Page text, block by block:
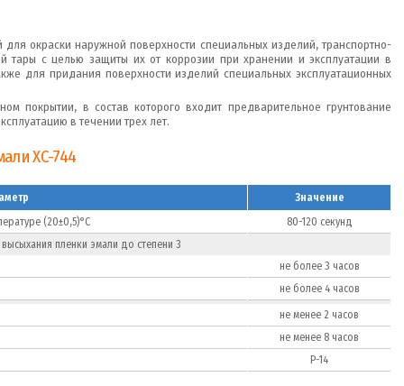
окраски наружной поверхности специальных изделий, транспортно-
тары с целью защиты их от коррозии при хранении и эксплуатации в
для придания поверхности изделий специальных эксплуатационных
покрытии, в состав которого входит предварительное грунтование
в течении трех лет.
ХС-744
Значение
(20±0,5)°С
80-120 секунд
пленки эмали до степени 3
не более 3 часов
не более 4 часов
не менее 2 часов
не менее 8 часов
Р-14